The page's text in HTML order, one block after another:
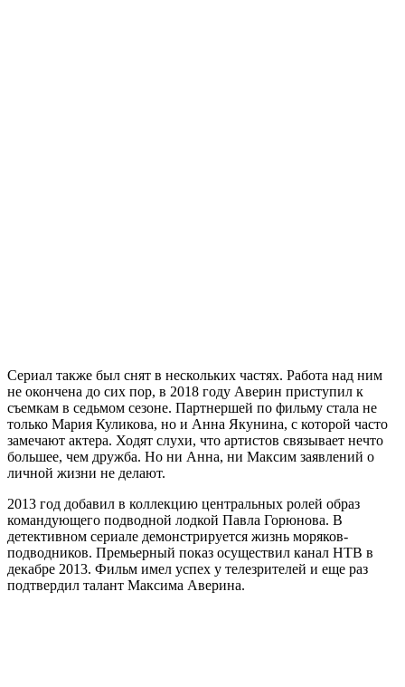
Сериал также был снят в нескольких частях. Работа над ним
не окончена до сих пор, в 2018 году Аверин приступил к
съемкам в седьмом сезоне. Партнершей по фильму стала не
только Мария Куликова, но и Анна Якунина, с которой часто
замечают актера. Ходят слухи, что артистов связывает нечто
большее, чем дружба. Но ни Анна, ни Максим заявлений о
личной жизни не делают.
2013 год добавил в коллекцию центральных ролей образ
командующего подводной лодкой Павла Горюнова. В
детективном сериале демонстрируется жизнь моряков-
подводников. Премьерный показ осуществил канал НТВ в
декабре 2013. Фильм имел успех у телезрителей и еще раз
подтвердил талант Максима Аверина.